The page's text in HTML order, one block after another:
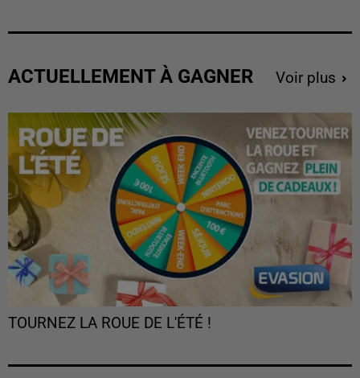
ACTUELLEMENT À GAGNER Voir plus
TOURNEZ LA ROUE DE L'ÉTÉ !